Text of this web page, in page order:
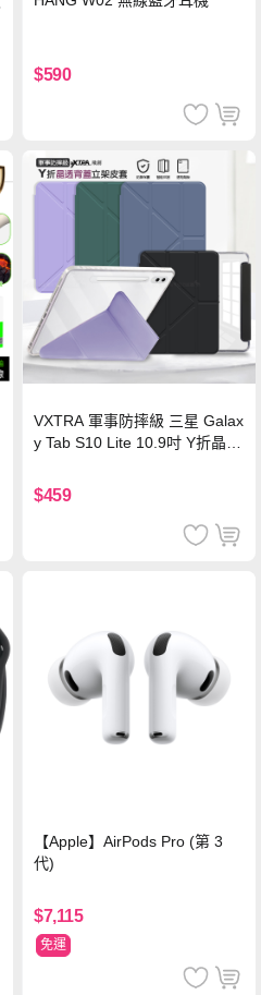
$590
VXTRA 軍事防摔級 三星 Galax
y Tab S10 Lite 10.9吋 Y折晶透
$459
【Apple】AirPods Pro (第 3
代)
$7,115
免運